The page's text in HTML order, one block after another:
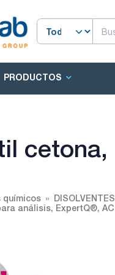
PRODUCTOS
cetona,
químicos
análisis, ExpertQ®,